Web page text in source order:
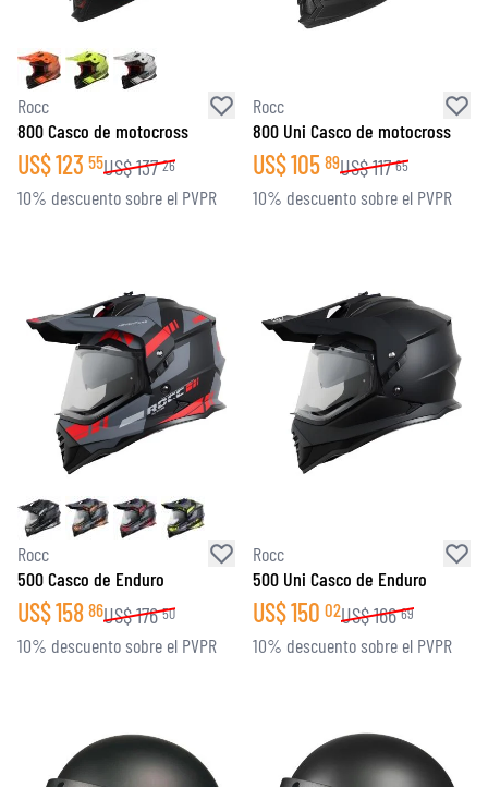
Rocc
800 Casco de motocross
US$123 55US$137 26
10% descuento sobre el PVPR
Rocc
800 Uni Casco de motocross
US$105 89US$117 65
10% descuento sobre el PVPR
Rocc
500 Casco de Enduro
US$158 86US$176 50
10% descuento sobre el PVPR
Rocc
500 Uni Casco de Enduro
US$150 02US$166 69
10% descuento sobre el PVPR